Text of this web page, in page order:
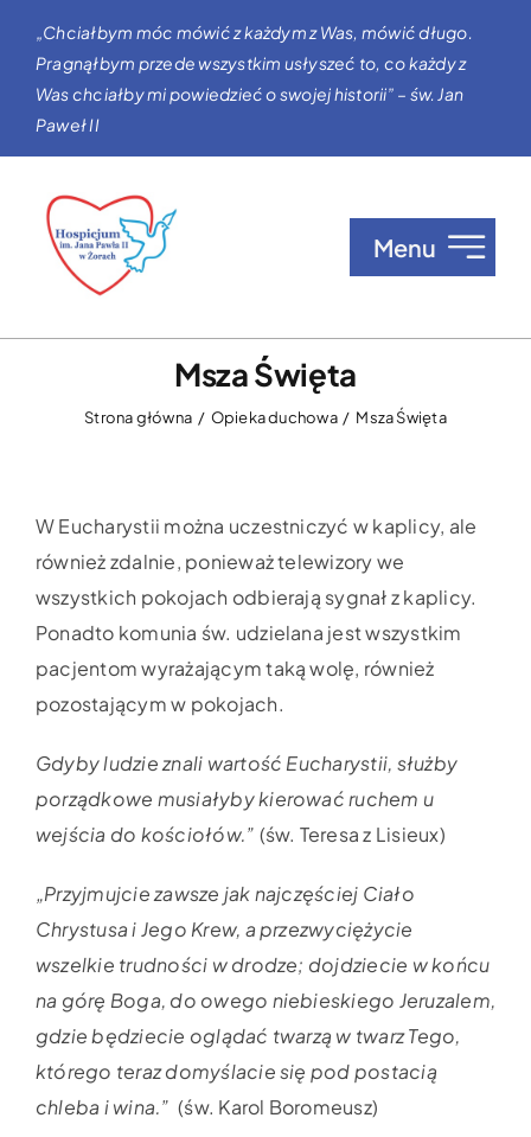
zawartości
„Chciałbym móc mówić z każdym z Was, mówić długo.
Pragnąłbym przede wszystkim usłyszeć to, co każdy z
Was chciałby mi powiedzieć o swojej historii” – św. Jan
Paweł II
Menu
Opieka w Hospicjum
Wypożyczalnia sprzętu medycznego
Aktualności
Jak możesz nam pomóc?
Msza Święta
Strona główna Opieka duchowa Msza Święta
W Eucharystii można uczestniczyć w kaplicy, ale
również zdalnie, ponieważ telewizory we
wszystkich pokojach odbierają sygnał z kaplicy.
Ponadto komunia św. udzielana jest wszystkim
pacjentom wyrażającym taką wolę, również
pozostającym w pokojach.
Gdyby ludzie znali wartość Eucharystii, służby
porządkowe musiałyby kierować ruchem u
wejścia do kościołów.” (św. Teresa z Lisieux)
„Przyjmujcie zawsze jak najczęściej Ciało
Chrystusa i Jego Krew, a przezwyciężycie
wszelkie trudności w drodze; dojdziecie w końcu
na górę Boga, do owego niebieskiego Jeruzalem,
gdzie będziecie oglądać twarzą w twarz Tego,
którego teraz domyślacie się pod postacią
chleba i wina.” (św. Karol Boromeusz)